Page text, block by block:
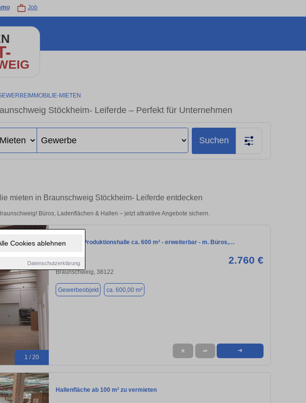
Cookies ablehnen
Datenschutzerklärung
Job
MIETEN
Stöckheim- Leiferde – Perfekt für Unternehmen
Suchen
mieten in Braunschweig Stöckheim- Leiferde entdecken
Büros, Ladenflächen & Hallen – jetzt attraktive Angebote sichern.
1 / 20
Top LagerProduktionshalle ca. 600 m² - erweiterbar - m. Büros,…
2.760 €
Braunschweig, 38122
Gewerbeobjekt ca. 600,00 m²
★ ➦ ➜
Hallenfläche ab 100 m² zu vermieten